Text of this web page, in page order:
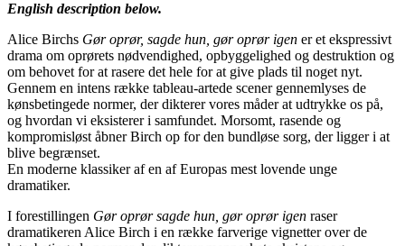
English description below.
Alice Birchs Gør oprør, sagde hun, gør oprør igen er et ekspressivt
drama om oprørets nødvendighed, opbyggelighed og destruktion og
om behovet for at rasere det hele for at give plads til noget nyt.
Gennem en intens række tableau-artede scener gennemlyses de
kønsbetingede normer, der dikterer vores måder at udtrykke os på,
og hvordan vi eksisterer i samfundet. Morsomt, rasende og
kompromisløst åbner Birch op for den bundløse sorg, der ligger i at
blive begrænset.
En moderne klassiker af en af Europas mest lovende unge
dramatiker.
I forestillingen Gør oprør sagde hun, gør oprør igen raser
dramatikeren Alice Birch i en række farverige vignetter over de